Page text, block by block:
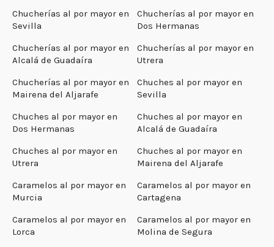
Chucherías al por mayor en
Sevilla
Chucherías al por mayor en
Dos Hermanas
Chucherías al por mayor en
Alcalá de Guadaíra
Chucherías al por mayor en
Utrera
Chucherías al por mayor en
Mairena del Aljarafe
Chuches al por mayor en
Sevilla
Chuches al por mayor en
Dos Hermanas
Chuches al por mayor en
Alcalá de Guadaíra
Chuches al por mayor en
Utrera
Chuches al por mayor en
Mairena del Aljarafe
Caramelos al por mayor en
Murcia
Caramelos al por mayor en
Cartagena
Caramelos al por mayor en
Lorca
Caramelos al por mayor en
Molina de Segura